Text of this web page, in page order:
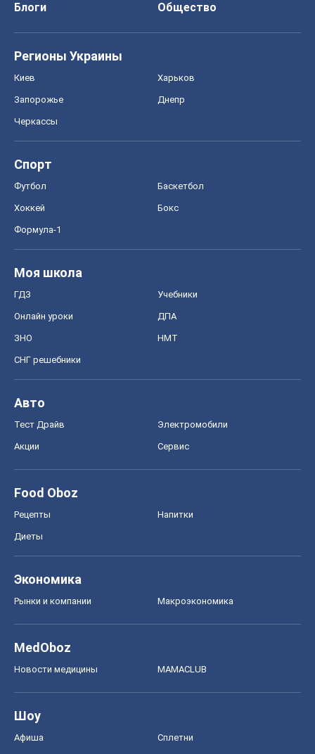
Блоги
Общество
Регионы Украины
Киев Харьков
Запорожье Днепр
Черкассы
Спорт
Футбол Баскетбол
Хоккей Бокс
Формула-1
Моя школа
ГДЗ Учебники
Онлайн уроки ДПА
ЗНО НМТ
СНГ решебники
Авто
Тест Драйв Электромобили
Акции Сервис
Food Oboz
Рецепты Напитки
Диеты
Экономика
Рынки и компании Mакроэкономика
MedOboz
Новости медицины MAMACLUB
Шоу
Афиша Сплетни